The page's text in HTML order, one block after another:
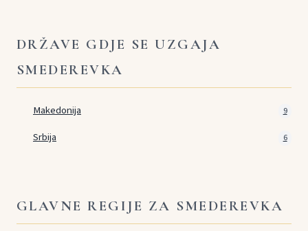
DRŽAVE GDJE SE UZGAJA
SMEDEREVKA
Makedonija 9
Srbija 6
GLAVNE REGIJE ZA SMEDEREVKA